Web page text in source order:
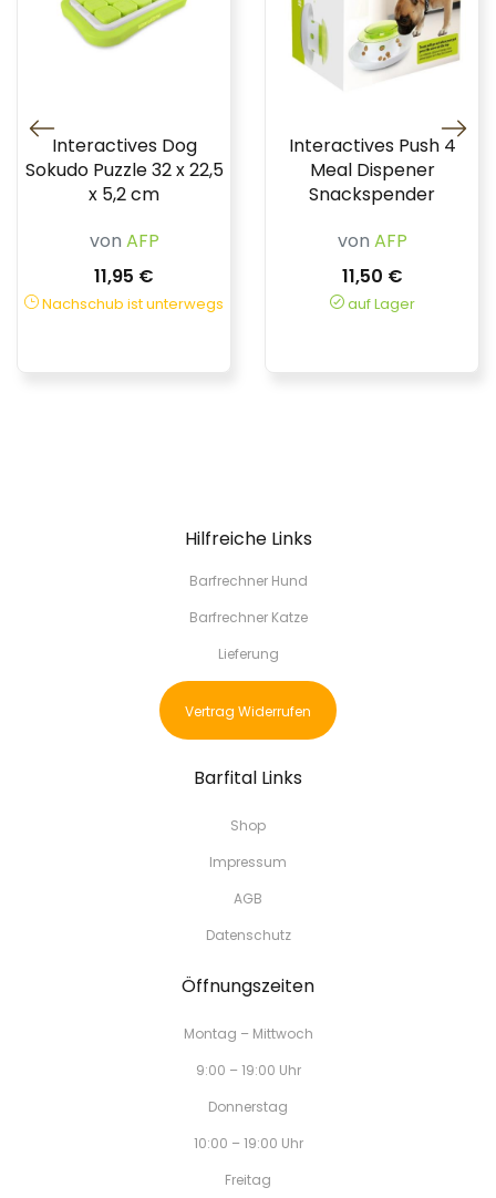
Interactives Dog
Sokudo Puzzle 32 x 22,5
x 5,2 cm
von AFP
11,95 €
Nachschub ist unterwegs
Interactives Push 4
Meal Dispener
Snackspender
von AFP
11,50 €
auf Lager
Hilfreiche Links
Barfrechner Hund
Barfrechner Katze
Lieferung
Vertrag Widerrufen
Barfital Links
Shop
Impressum
AGB
Datenschutz
Öffnungszeiten
Montag – Mittwoch
9:00 – 19:00 Uhr
Donnerstag
10:00 – 19:00 Uhr
Freitag